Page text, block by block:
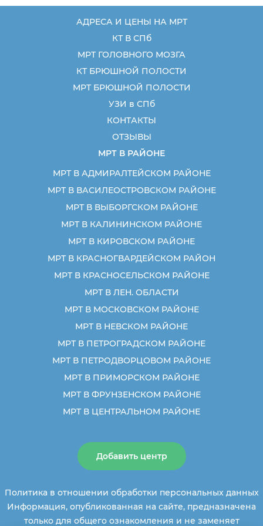
компьютерной
АДРЕСА И ЦЕНЫ НА МРТ
КТ В СПб
МРТ ГОЛОВНОГО МОЗГА
КТ БРЮШНОЙ ПОЛОСТИ
МРТ БРЮШНОЙ ПОЛОСТИ
УЗИ в СПб
КОНТАКТЫ
ОТЗЫВЫ
МРТ В РАЙОНЕ
МРТ В АДМИРАЛТЕЙСКОМ РАЙОНЕ
МРТ В ВАСИЛЕОСТРОВСКОМ РАЙОНЕ
МРТ В ВЫБОРГСКОМ РАЙОНЕ
МРТ В КАЛИНИНСКОМ РАЙОНЕ
МРТ В КИРОВСКОМ РАЙОНЕ
МРТ В КРАСНОГВАРДЕЙСКОМ РАЙОН
МРТ В КРАСНОСЕЛЬСКОМ РАЙОНЕ
МРТ В ЛЕН. ОБЛАСТИ
МРТ В МОСКОВСКОМ РАЙОНЕ
МРТ В НЕВСКОМ РАЙОНЕ
МРТ В ПЕТРОГРАДСКОМ РАЙОНЕ
МРТ В ПЕТРОДВОРЦОВОМ РАЙОНЕ
МРТ В ПРИМОРСКОМ РАЙОНЕ
МРТ В ФРУНЗЕНСКОМ РАЙОНЕ
МРТ В ЦЕНТРАЛЬНОМ РАЙОНЕ
Добавить центр
Политика в отношении обработки персональных данных
Информация, опубликованная на сайте, предназначена
только для общего ознакомления и не заменяет